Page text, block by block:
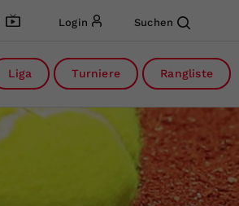
Login Suchen
Liga Turniere Rangliste